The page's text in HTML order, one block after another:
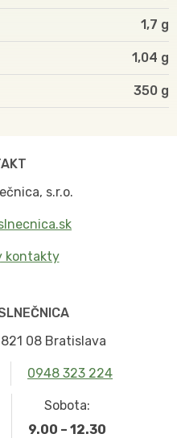
1,7 g
1,04 g
350
s.r.o.
kontakty
821 08 Bratislava
0948 323 224
Sobota:
9.00 – 12.30